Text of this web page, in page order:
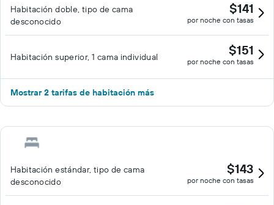
Habitación doble, tipo de cama
desconocido
$141
por noche con tasas
Habitación superior, 1 cama individual $151
por noche con tasas
Mostrar 2 tarifas de habitación más
Habitación estándar, tipo de cama
desconocido
$143
por noche con tasas